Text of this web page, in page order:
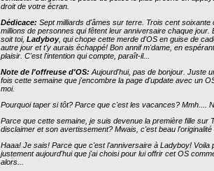
droit de votre écran.
Dédicace: Sept milliards d'âmes sur terre. Trois cent
millions de personnes qui fêtent leur anniversaire chaque jour.
soit toi, Ladyboy, qui chope cette merde d'OS en guise de
autre jour et t'y aurais échappé! Bon annif m'dame, en
plaisir. C'est l'intention qui compte, paraît-il...
Note de l'offreuse d'OS: Aujourd'hui, pas de bonjour. Juste
fois cette semaine que j'encombre la page d'update avec un
moi.
Pourquoi taper si tôt? Parce que c'est les vacances? Mmh....
Parce que cette semaine, je suis devenue la première fille sur
disclaimer et son avertissement? Mwais, c'est beau
Haaa! Je sais! Parce que c'est l'anniversaire à Ladyboy! Voila
justement aujourd'hui que j'ai choisi pour lui offrir cet OS
alors...